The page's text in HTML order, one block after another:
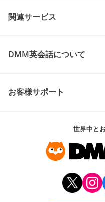
関連サービス
DMM英会話について
お客様サポート
世界中と